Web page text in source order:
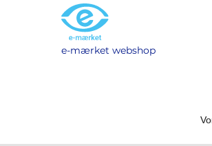
e-mærket webshop